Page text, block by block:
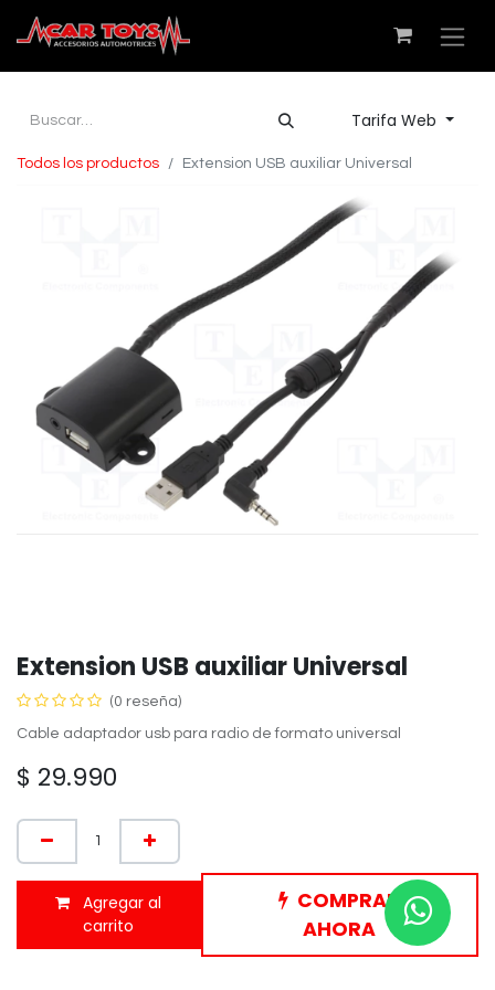
Tarifa Web
Todos los productos Extension USB auxiliar Universal
Extension USB auxiliar Universal
(0 reseña)
Cable adaptador usb para radio de formato universal
$ 29.990
Agregar al
carrito
COMPRAR
AHORA